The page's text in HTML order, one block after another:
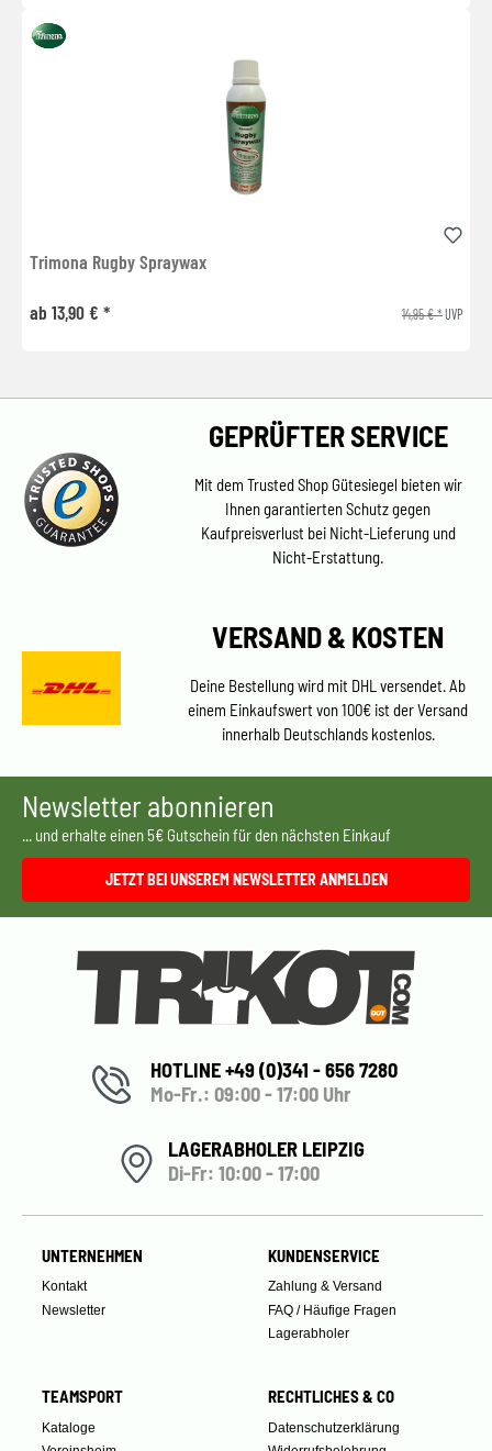
Trimona Rugby Spraywax
ab 13,90 € * 14,95 € *UVP
GEPRÜFTER SERVICE
Mit dem Trusted Shop Gütesiegel bieten wir
Ihnen garantierten Schutz gegen
Kaufpreisverlust bei Nicht-Lieferung und
Nicht-Erstattung.
VERSAND & KOSTEN
Deine Bestellung wird mit DHL versendet. Ab
einem Einkaufswert von 100€ ist der Versand
innerhalb Deutschlands kostenlos.
Newsletter abonnieren
... und erhalte einen 5€ Gutschein für den nächsten Einkauf
JETZT BEI UNSEREM NEWSLETTER ANMELDEN
HOTLINE +49 (0)341 - 656 7280
Mo-Fr.: 09:00 - 17:00 Uhr
LAGERABHOLER LEIPZIG
Di-Fr: 10:00 - 17:00
UNTERNEHMEN
Kontakt
Newsletter
KUNDENSERVICE
Zahlung & Versand
FAQ / Häufige Fragen
Lagerabholer
TEAMSPORT
Kataloge
RECHTLICHES & CO
Datenschutzerklärung